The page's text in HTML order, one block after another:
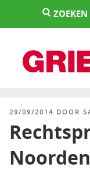
springen
ZOEKEN
GEPLAATST
29/09/2014 DOOR
Noorden